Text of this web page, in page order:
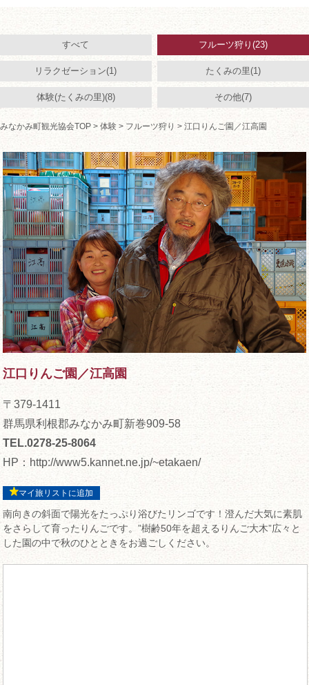
すべて フルーツ狩り(23)
リラクゼーション(1) たくみの里(1)
体験(たくみの里)(8) その他(7)
みなかみ町観光協会TOP > 体験 > フルーツ狩り > 江口りんご園／江高園
江口りんご園／江高園
〒379-1411
群馬県利根郡みなかみ町新巻909-58
TEL.0278-25-8064
HP： http://www5.kannet.ne.jp/~etakaen/
マイ旅リストに追加
南向きの斜面で陽光をたっぷり浴びたリンゴです！澄んだ大気に素肌
をさらして育ったりんごです。”樹齢50年を超えるりんご大木”広々と
した園の中で秋のひとときをお過ごしください。